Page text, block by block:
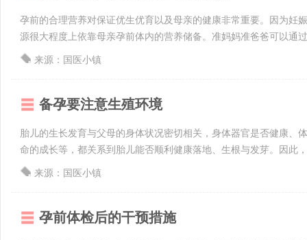
孕前的合理营养对保证优生优育以及母亲的健康非常重要。因为妊
源很大程度上依靠母亲孕前体内的营养储备。准妈妈准爸爸可以通
来源：国医小镇
备孕要注意生殖环境
胎儿的生长发育与父母的身体状况密切相关，身体器官是否健康、
命的成长等，都关系到胎儿能否顺利健康落地、生根与发芽。因此
来源：国医小镇
孕前体检后的干预措施